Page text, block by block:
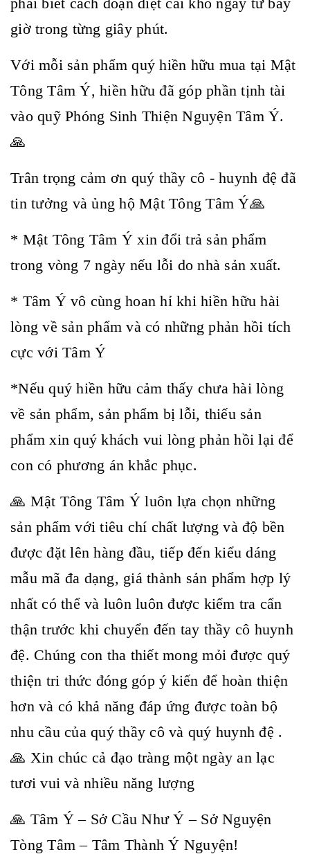
giờ trong từng giây phút.
Với mỗi sản phẩm quý hiền hữu mua tại Mật
Tông Tâm Ý, hiền hữu đã góp phần tịnh tài
vào quỹ Phóng Sinh Thiện Nguyện Tâm Ý.
🙏
Trân trọng cảm ơn quý thầy cô - huynh đệ đã
tin tưởng và ủng hộ Mật Tông Tâm Ý🙏
* Mật Tông Tâm Ý xin đổi trả sản phẩm
trong vòng 7 ngày nếu lỗi do nhà sản xuất.
* Tâm Ý vô cùng hoan hỉ khi hiền hữu hài
lòng về sản phẩm và có những phản hồi tích
cực với Tâm Ý
*Nếu quý hiền hữu cảm thấy chưa hài lòng
về sản phẩm, sản phẩm bị lỗi, thiếu sản
phẩm xin quý khách vui lòng phản hồi lại để
con có phương án khắc phục.
🙏 Mật Tông Tâm Ý luôn lựa chọn những
sản phẩm với tiêu chí chất lượng và độ bền
được đặt lên hàng đầu, tiếp đến kiểu dáng
mẫu mã đa dạng, giá thành sản phẩm hợp lý
nhất có thể và luôn luôn được kiểm tra cẩn
thận trước khi chuyển đến tay thầy cô huynh
đệ. Chúng con tha thiết mong mỏi được quý
thiện tri thức đóng góp ý kiến để hoàn thiện
hơn và có khả năng đáp ứng được toàn bộ
nhu cầu của quý thầy cô và quý huynh đệ .
🙏 Xin chúc cả đạo tràng một ngày an lạc
tươi vui và nhiều năng lượng
🙏 Tâm Ý – Sở Cầu Như Ý – Sở Nguyện
Tòng Tâm – Tâm Thành Ý Nguyện!